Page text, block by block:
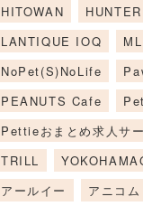
HITOWAN
HUNTER
LANTIQUE IOQ
NoPet(S)NoLife
PEANUTS Cafe
Pettieおまとめ求人サ
TRILL
アールイー
アニコム